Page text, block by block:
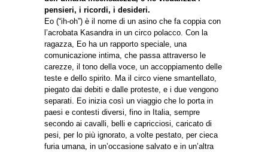
pensieri, i ricordi, i desideri.
Eo (“ih-oh”) è il nome di un asino che fa coppia con
l’acrobata Kasandra in un circo polacco. Con la
ragazza, Eo ha un rapporto speciale, una
comunicazione intima, che passa attraverso le
carezze, il tono della voce, un accoppiamento delle
teste e dello spirito. Ma il circo viene smantellato,
piegato dai debiti e dalle proteste, e i due vengono
separati. Eo inizia così un viaggio che lo porta in
paesi e contesti diversi, fino in Italia, sempre
secondo ai cavalli, belli e capricciosi, caricato di
pesi, per lo più ignorato, a volte pestato, per cieca
furia umana, in un’occasione salvato e in un’altra